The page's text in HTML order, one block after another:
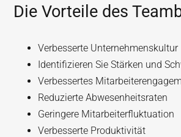
Die Vorteile des
Verbesserte Unternehmenskultur
Identifizieren Sie Stärken und
Verbessertes
Reduzierte Abwesenheitsraten
Geringere Mitarbeiterfluktuation
Verbesserte Produktivität